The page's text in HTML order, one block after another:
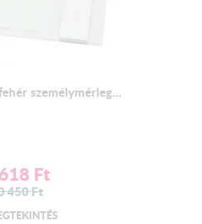
személymérleg...
Ft
450Ft